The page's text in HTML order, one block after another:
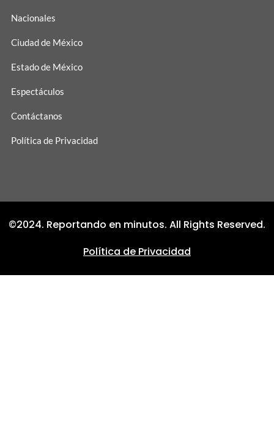
Nacionales
Ciudad de México
Estado de México
Espectáculos
Contáctanos
Política de Privacidad
©2024. Reportando en minutos. All Rights Reserved.
Política de Privacidad